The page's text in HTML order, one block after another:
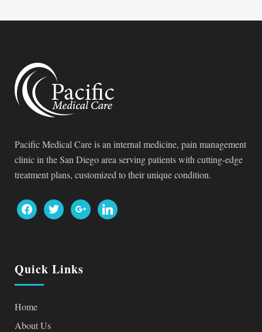
Pacific Medical Care is an internal medicine, pain management
clinic in the San Diego area serving patients with cutting-edge
treatment plans, customized to their unique condition.
facebooktwitter googlelinkedin
Quick Links
Home
About Us